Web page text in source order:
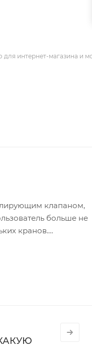
для интернет-магазина и
клапаном,
больше не
кранов.
наличие потока воды